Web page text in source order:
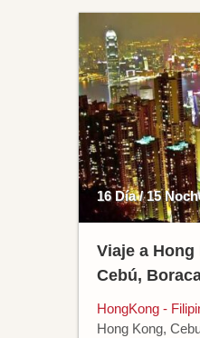
16 Día / 15
Viaje a
Cebú,
HongKong -
Hong Kong,